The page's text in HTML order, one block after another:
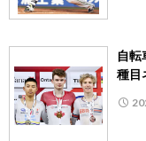
自転
種目